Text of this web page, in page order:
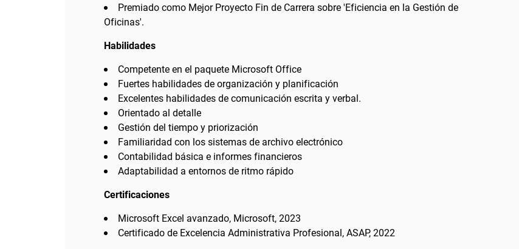
Premiado como Mejor Proyecto Fin de Carrera sobre 'Eficiencia en la Gestión de
Oficinas'.
Habilidades
Competente en el paquete Microsoft Office
Fuertes habilidades de organización y planificación
Excelentes habilidades de comunicación escrita y verbal.
Orientado al detalle
Gestión del tiempo y priorización
Familiaridad con los sistemas de archivo electrónico
Contabilidad básica e informes financieros
Adaptabilidad a entornos de ritmo rápido
Certificaciones
Microsoft Excel avanzado, Microsoft, 2023
Certificado de Excelencia Administrativa Profesional, ASAP, 2022